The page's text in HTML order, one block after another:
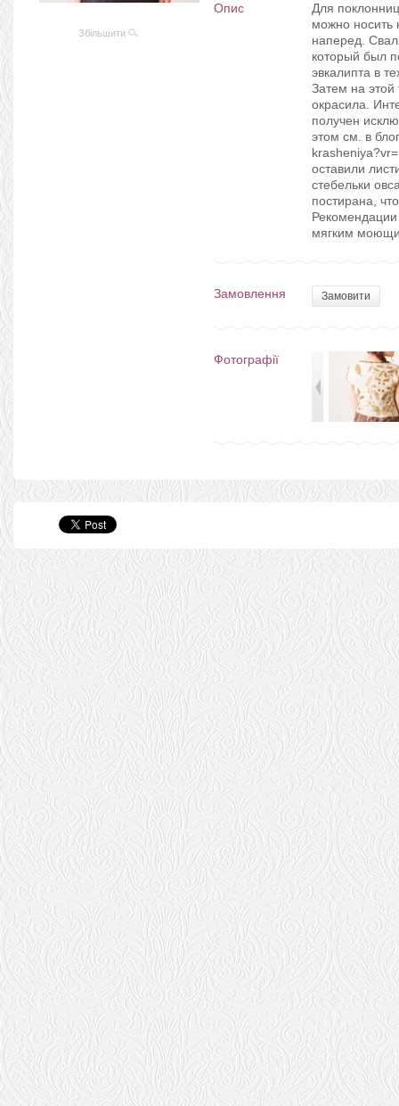
Збільшити
Опис
Для
можно носить
наперед.
который был
эвкалипта в
Затем на этой
окрасила.
получен
этом см. в
оставили
стебельки
постирана,
Рекомендации
мягким
Замовлення Замовити
Фотографії